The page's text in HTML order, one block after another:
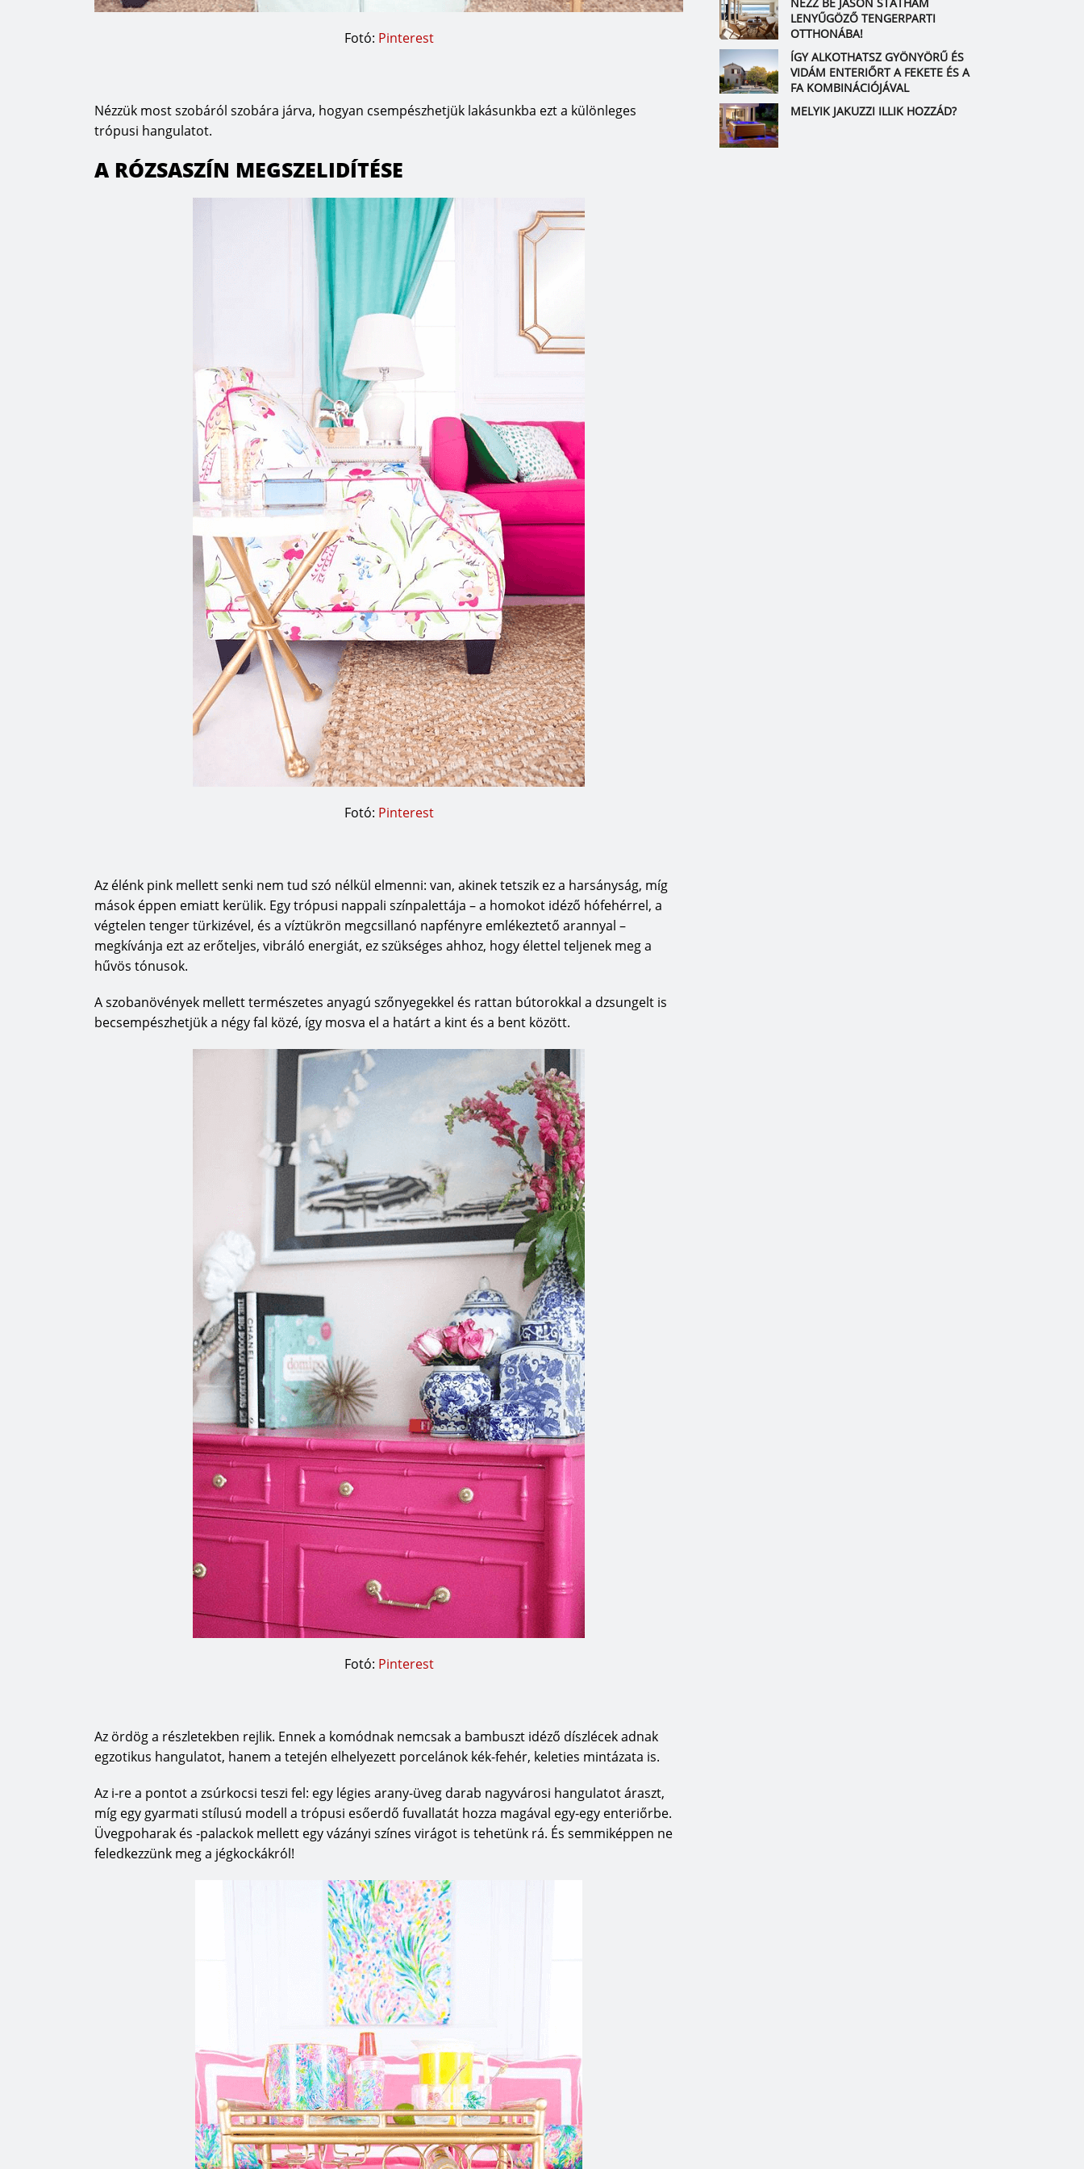
Fotó: Pinterest
Nézzük most szobáról szobára járva, hogyan csempészhetjük lakásunkba ezt a különleges
trópusi hangulatot.
A RÓZSASZÍN MEGSZELIDÍTÉSE
Fotó: Pinterest
Az élénk pink mellett senki nem tud szó nélkül elmenni: van, akinek tetszik ez a harsányság, míg
mások éppen emiatt kerülik. Egy trópusi nappali színpalettája – a homokot idéző hófehérrel, a
végtelen tenger türkizével, és a víztükrön megcsillanó napfényre emlékeztető arannyal –
megkívánja ezt az erőteljes, vibráló energiát, ez szükséges ahhoz, hogy élettel teljenek meg a
hűvös tónusok.
A szobanövények mellett természetes anyagú szőnyegekkel és rattan bútorokkal a dzsungelt is
becsempészhetjük a négy fal közé, így mosva el a határt a kint és a bent között.
Fotó: Pinterest
Az ördög a részletekben rejlik. Ennek a komódnak nemcsak a bambuszt idéző díszlécek adnak
egzotikus hangulatot, hanem a tetején elhelyezett porcelánok kék-fehér, keleties mintázata is.
Az i-re a pontot a zsúrkocsi teszi fel: egy légies arany-üveg darab nagyvárosi hangulatot áraszt,
míg egy gyarmati stílusú modell a trópusi esőerdő fuvallatát hozza magával egy-egy enteriőrbe.
Üvegpoharak és -palackok mellett egy vázányi színes virágot is tehetünk rá. És semmiképpen ne
feledkezzünk meg a jégkockákról!
LENYŰGÖZŐ TENGERPARTI
OTTHONÁBA!
ÍGY ALKOTHATSZ GYÖNYÖRŰ ÉS
VIDÁM ENTERIŐRT A FEKETE ÉS A
FA KOMBINÁCIÓJÁVAL
MELYIK JAKUZZI ILLIK HOZZÁD?